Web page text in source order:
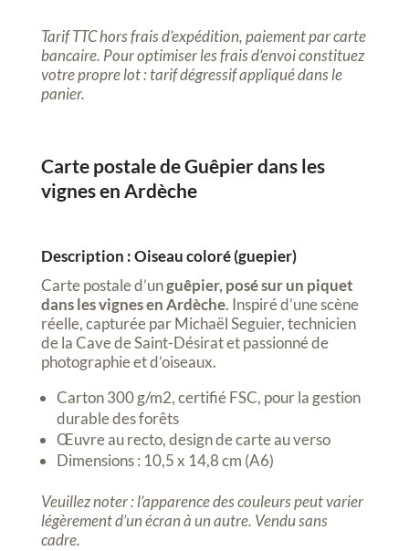
peinture
Tarif TTC hors frais d’expédition, paiement par carte
bancaire. Pour optimiser les frais d’envoi constituez
votre propre lot : tarif dégressif appliqué dans le
panier.
Carte postale de Guêpier dans les
vignes en Ardèche
Description : Oiseau coloré (guepier)
Carte postale d’unguêpier, posé sur un piquet
dans les vignes en Ardèche. Inspiré d’une scène
réelle, capturée par Michaël Seguier, technicien
de la Cave de Saint-Désirat et passionné de
photographie et d’oiseaux.
Carton 300 g/m2, certifié FSC, pour la gestion
durable des forêts
Œuvre au recto, design de carte au verso
Dimensions : 10,5 x 14,8 cm (A6)
Veuillez noter : l’apparence des couleurs peut varier
légèrement d’un écran à un autre. Vendu sans
cadre.